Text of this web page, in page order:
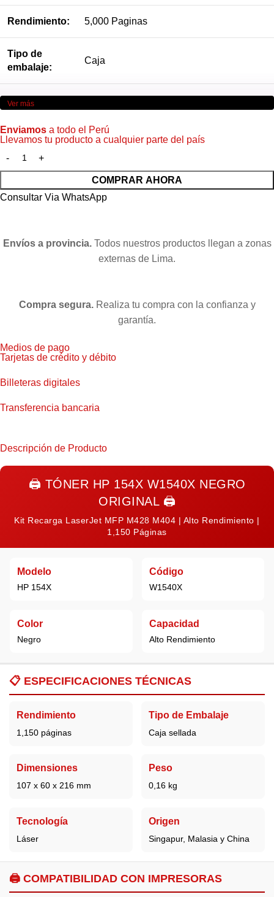
Rendimiento: 5,000 Paginas
Tipo de
embalaje:
Caja
Ver más
Enviamos a todo el Perú
Llevamos tu producto a cualquier parte del país
COMPRAR AHORA
Consultar Via WhatsApp
Envíos a provincia.Todos nuestros productos llegan a zonas
externas de Lima.
Compra segura.Realiza tu compra con la confianza y
garantía.
Medios de pago
Tarjetas de crédito y débito
Billeteras digitales
Transferencia bancaria
Descripción de Producto
🖨️ TÓNER HP 154X W1540X NEGRO
ORIGINAL🖨️
Kit Recarga LaserJet MFP M428 M404 | Alto Rendimiento |
1,150 Páginas
Modelo
HP 154X
Código
W1540X
Color
Negro
Capacidad
Alto Rendimiento
📋 ESPECIFICACIONES TÉCNICAS
Rendimiento
1,150 páginas
Tipo de Embalaje
Caja sellada
Dimensiones
107 x 60 x 216 mm
Peso
0,16 kg
Tecnología
Láser
Origen
Singapur, Malasia y China
🖨️ COMPATIBILIDAD CON IMPRESORAS